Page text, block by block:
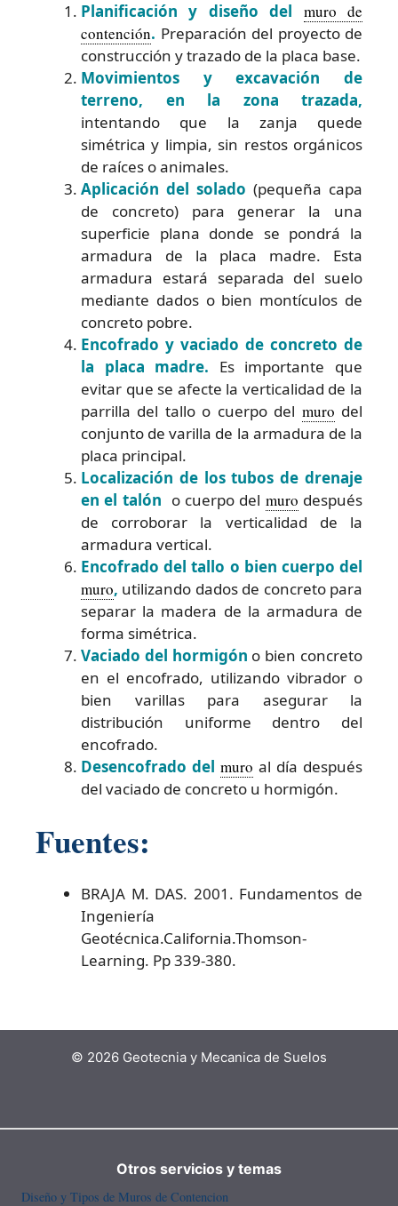
Planificación y diseño del muro de
contención. Preparación del proyecto de
construcción y trazado de la placa base.
Movimientos y excavación de
terreno, en la zona trazada,
intentando que la zanja quede
simétrica y limpia, sin restos orgánicos
de raíces o animales.
Aplicación del solado (pequeña capa
de concreto) para generar la una
superficie plana donde se pondrá la
armadura de la placa madre. Esta
armadura estará separada del suelo
mediante dados o bien montículos de
concreto pobre.
Encofrado y vaciado de concreto de
la placa madre. Es importante que
evitar que se afecte la verticalidad de la
parrilla del tallo o cuerpo del muro del
conjunto de varilla de la armadura de la
placa principal.
Localización de los tubos de drenaje
en el talón o cuerpo del muro después
de corroborar la verticalidad de la
armadura vertical.
Encofrado del tallo o bien cuerpo del
muro, utilizando dados de concreto para
separar la madera de la armadura de
forma simétrica.
Vaciado del hormigón o bien concreto
en el encofrado, utilizando vibrador o
bien varillas para asegurar la
distribución uniforme dentro del
encofrado.
Desencofrado del muro al día después
del vaciado de concreto u hormigón.
Fuentes:
BRAJA M. DAS. 2001. Fundamentos de
Ingeniería
Geotécnica.California.Thomson-
Learning. Pp 339-380.
© 2026 Geotecnia y Mecanica de Suelos
Otros servicios y temas
Diseño y Tipos de Muros de Contencion